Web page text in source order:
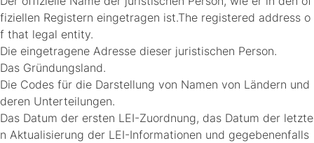
fiziellen Registern eingetragen ist.The registered address o
f that legal entity.
Die eingetragene Adresse dieser juristischen Person.
Das Gründungsland.
Die Codes für die Darstellung von Namen von Ländern und
deren Unterteilungen.
Das Datum der ersten LEI-Zuordnung, das Datum der letzte
n Aktualisierung der LEI-Informationen und gegebenenfalls